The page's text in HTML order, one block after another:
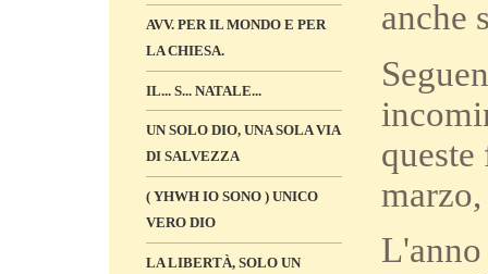
AVV. PER IL MONDO E PER
LA CHIESA.
IL... S... NATALE...
UN SOLO DIO, UNA SOLA VIA
DI SALVEZZA
( YHWH IO SONO ) UNICO
VERO DIO
LA LIBERTÀ, SOLO UN
anche